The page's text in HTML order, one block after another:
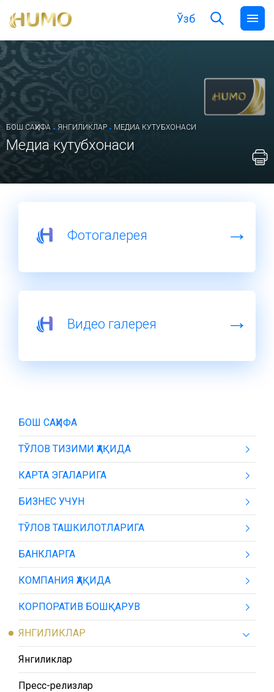
Ўзб
БОШ САҲИФА . ЯНГИЛИКЛАР . МЕДИА КУТУБХОНАСИ
Медиа кутубхонаси
Фотогалерея
Видео галерея
БОШ САҲИФА
ТЎЛОВ ТИЗИМИ ҲАҚИДА
КАРТА ЭГАЛАРИГА
БИЗНЕС УЧУН
ТЎЛОВ ТАШКИЛОТЛАРИГА
БАНКЛАРГА
КОМПАНИЯ ҲАҚИДА
КОРПОРАТИВ БОШҚАРУВ
ЯНГИЛИКЛАР
Янгиликлар
Пресс-релизлар